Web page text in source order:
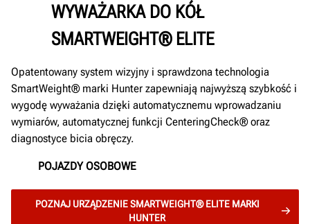
WYWAŻARKA DO KÓŁ
SMARTWEIGHT® ELITE
Opatentowany system wizyjny i sprawdzona technologia
SmartWeight® marki Hunter zapewniają najwyższą szybkość i
wygodę wyważania dzięki automatycznemu wprowadzaniu
wymiarów, automatycznej funkcji CenteringCheck® oraz
diagnostyce bicia obręczy.
POJAZDY OSOBOWE
POZNAJ URZĄDZENIE SMARTWEIGHT® ELITE MARKI
HUNTER